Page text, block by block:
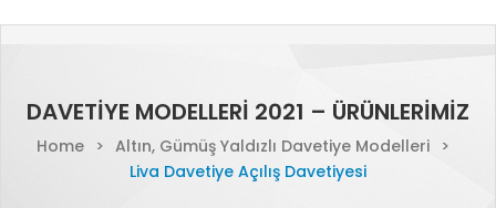
DAVETIYE MODELLERI 2021 – ÜRÜNLERIMIZ
Home > Altın, Gümüş Yaldızlı Davetiye Modelleri
>
Liva Davetiye Açılış Davetiyesi